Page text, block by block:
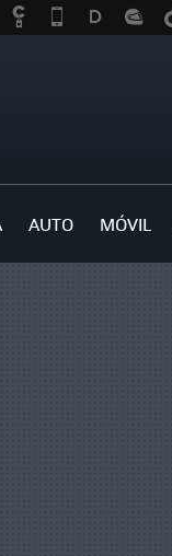
AUTO MÓVIL